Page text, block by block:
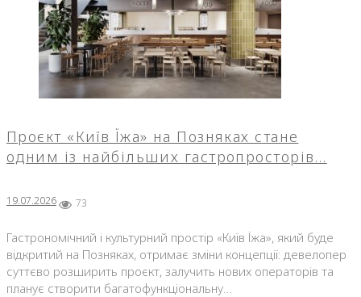
Проєкт «Київ Їжа» на Позняках стане
одним із найбільших гастропросторів…
19.07.2026 73
Гастрономічний і культурний простір «Київ Їжа», який буде
відкритий на Позняках, отримає зміни концепції: девелопер
суттєво розширить проєкт, залучить нових операторів та
планує створити багатофункціональну…